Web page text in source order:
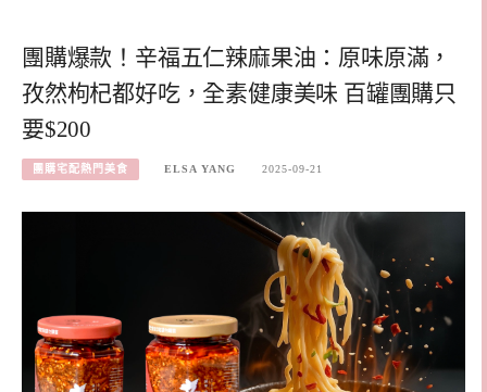
團購爆款！辛福五仁辣麻果油：原味原滿，
孜然枸杞都好吃，全素健康美味 百罐團購只
要$200
團購宅配熱門美食 ELSA YANG 2025-09-21